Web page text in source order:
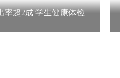
率超2成 学生健康体检